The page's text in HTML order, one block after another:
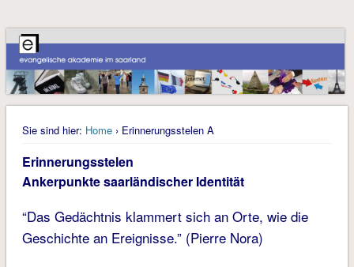
Sie sind hier: Home› Erinnerungsstelen A
Erinnerungsstelen
Ankerpunkte saarländischer Identität
“Das Gedächtnis klammert sich an Orte, wie die
Geschichte an Ereignisse.” (Pierre Nora)